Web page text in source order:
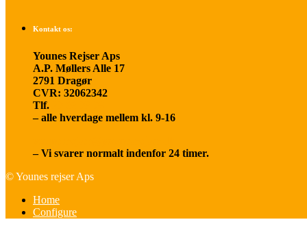
Kontakt os:
Younes Rejser Aps
A.P. Møllers Alle 17
2791 Dragør
CVR: 32062342
Tlf.
– alle hverdage mellem kl. 9-16
– Vi svarer normalt indenfor 24 timer.
© Younes rejser Aps
Home
Configure